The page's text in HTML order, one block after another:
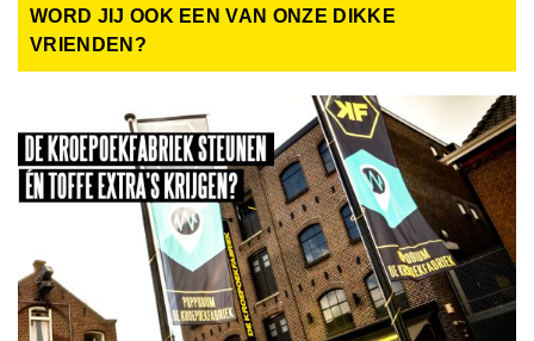
WORD JIJ OOK EEN VAN ONZE DIKKE
VRIENDEN?